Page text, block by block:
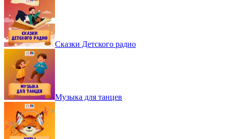
Сказки Детского радио
Музыка для танцев